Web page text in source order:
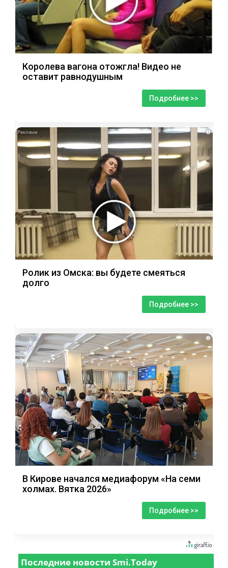
Королева вагона отожгла! Видео не
оставит равнодушным
Подробнее >>
i
Ролик из Омска: вы будете смеяться
долго
Подробнее >>
i
В Кирове начался медиафорум «На семи
холмах. Вятка 2026»
Подробнее >>